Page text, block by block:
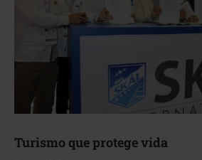
Turismo que protege vida